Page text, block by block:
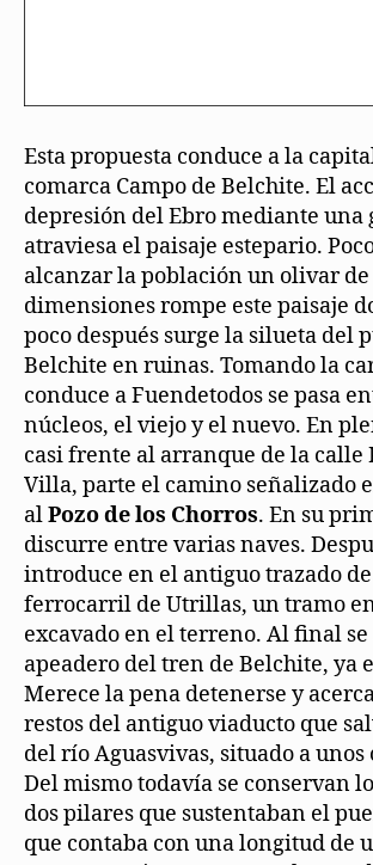
Esta propuesta conduce a la
comarca Campo de Belchite. El
depresión del Ebro mediante una
atraviesa el paisaje estepario.
alcanzar la población un olivar
dimensiones rompe este paisaje
poco después surge la silueta del
Belchite en ruinas. Tomando la
conduce a Fuendetodos se pasa
núcleos, el viejo y el nuevo. En
casi frente al arranque de la calle
Villa, parte el camino señalizado
alPozo de los Chorros. En su
discurre entre varias naves.
introduce en el antiguo trazado
ferrocarril de Utrillas, un tramo
excavado en el terreno. Al final
apeadero del tren de Belchite, ya
Merece la pena detenerse y
restos del antiguo viaducto que
del río Aguasvivas, situado a unos
Del mismo todavía se conservan
dos pilares que sustentaban el
que contaba con una longitud de